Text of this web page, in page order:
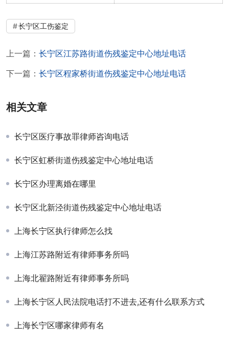
长宁区工伤鉴定
上一篇： 长宁区江苏路街道伤残鉴定中心地址电话
下一篇： 长宁区程家桥街道伤残鉴定中心地址电话
相关文章
长宁区医疗事故罪律师咨询电话
长宁区虹桥街道伤残鉴定中心地址电话
长宁区办理离婚在哪里
长宁区北新泾街道伤残鉴定中心地址电话
上海长宁区执行律师怎么找
上海江苏路附近有律师事务所吗
上海北翟路附近有律师事务所吗
上海长宁区人民法院电话打不进去,还有什么联系方式
上海长宁区哪家律师有名